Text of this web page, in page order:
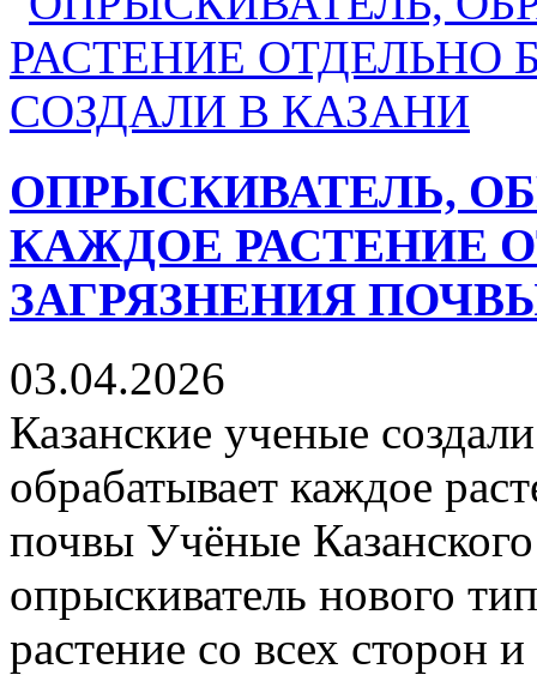
ОПРЫСКИВАТЕЛЬ,
КАЖДОЕ РАСТЕНИЕ
ЗАГРЯЗНЕНИЯ
03.04.2026
Казанские ученые
обрабатывает каждое
почвы Учёные
опрыскиватель нового
растение со всех сторон